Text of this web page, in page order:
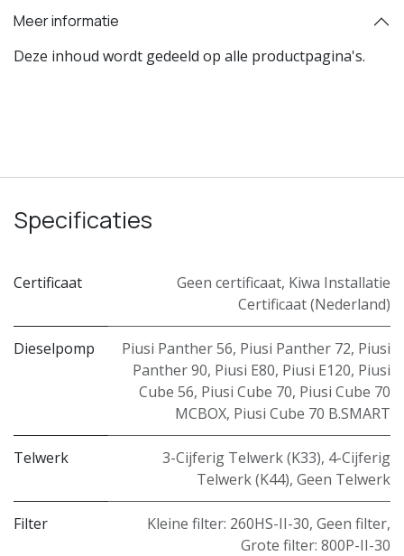
Meer informatie
Deze inhoud wordt gedeeld op alle productpagina's.
Specificaties
Certificaat Geen certificaat, Kiwa Installatie
Certificaat (Nederland)
Dieselpomp Piusi Panther 56, Piusi Panther 72, Piusi
Panther 90, Piusi E80, Piusi E120, Piusi
Cube 56, Piusi Cube 70, Piusi Cube 70
MCBOX, Piusi Cube 70 B.SMART
Telwerk 3-Cijferig Telwerk (K33), 4-Cijferig
Telwerk (K44), Geen Telwerk
Filter Kleine filter: 260HS-II-30, Geen filter,
Grote filter: 800P-II-30